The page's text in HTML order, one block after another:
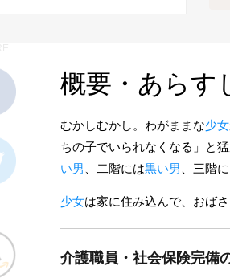
概要・あらす
むかしむかし。わがままな少女
ちの子でいられなくなる」と
い男
、二階には黒い男 、三階
少女は家に住み込んで、おば
介護職員・社会保険完備